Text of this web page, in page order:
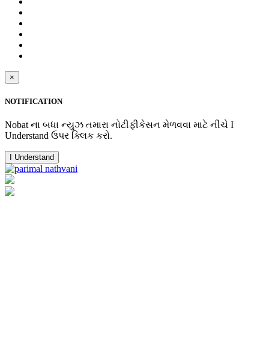
×
NOTIFICATION
Nobat ના બધા ન્યુઝ તમારા નોટીફીકેસન મેળવવા માટે નીચે I
Understand ઉપર ક્લિક કરો.
I Understand